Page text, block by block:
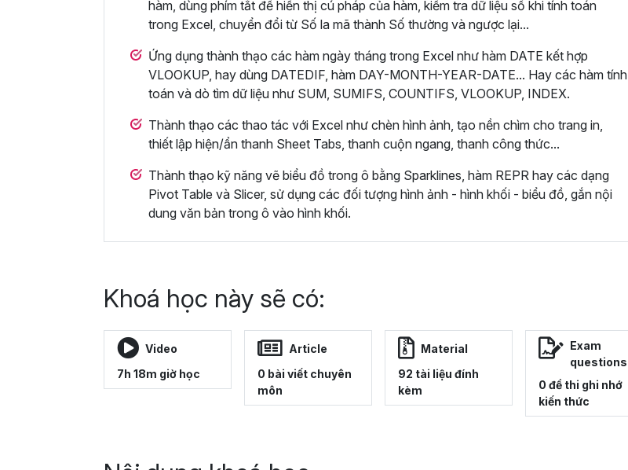
hàm, dùng phím tắt để hiển thị cú pháp của hàm, kiểm tra dữ liệu số khi tính toán
trong Excel, chuyển đổi từ Số la mã thành Số thường và ngược lại...
Ứng dụng thành thạo các hàm ngày tháng trong Excel như hàm DATE kết hợp
VLOOKUP, hay dùng DATEDIF, hàm DAY-MONTH-YEAR-DATE... Hay các hàm tính
toán và dò tìm dữ liệu như SUM, SUMIFS, COUNTIFS, VLOOKUP, INDEX.
Thành thạo các thao tác với Excel như chèn hình ảnh, tạo nền chìm cho trang in,
thiết lập hiện/ẩn thanh Sheet Tabs, thanh cuộn ngang, thanh công thức...
Thành thạo kỹ năng vẽ biểu đồ trong ô bằng Sparklines, hàm REPR hay các dạng
Pivot Table và Slicer, sử dụng các đối tượng hình ảnh - hình khối - biểu đồ, gắn nội
dung văn bản trong ô vào hình khối.
Khoá học này sẽ có:
Video
7h 18m giờ học
Article
0 bài viết chuyên
môn
Material
92 tài liệu đính
kèm
Exam
questions
0 đề thi ghi nhớ
kiến thức